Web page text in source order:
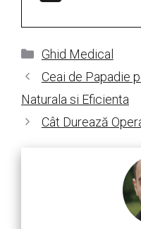
Categorii
Ghid Medical
Ceai de Papadie
Naturala si Eficienta
Cât Durează